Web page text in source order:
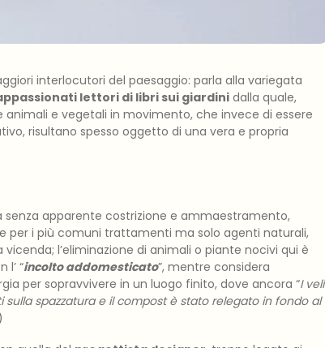
interlocutori del paesaggio: parla alla variegata
lettori di libri sui giardinidalla quale,
e vegetali in movimento, che invece di essere
risultano spesso oggetto di una vera e propria
senza apparente costrizione e ammaestramento,
per i più comuni trattamenti ma solo agenti naturali,
l’eliminazione di animali o piante nocivi qui è
l’ “incolto addomesticato”, mentre considera
per sopravvivere in un luogo finito, dove ancora “I veli
spazzatura e il compost è stato relegato in fondo al